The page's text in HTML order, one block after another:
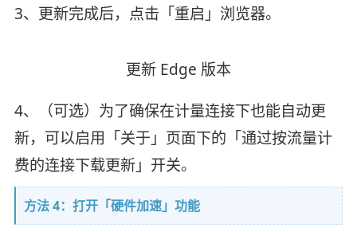
3、更新完成后，点击「重启」浏览器。
更新 Edge 版本
4、（可选）为了确保在计量连接下也能自动更
新，可以启用「关于」页面下的「通过按流量计
费的连接下载更新」开关。
方法 4：打开「硬件加速」功能